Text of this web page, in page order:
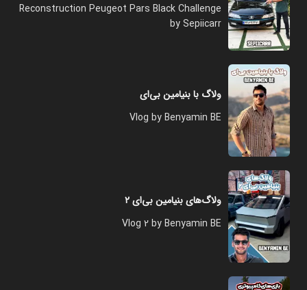
Reconstruction Peugeot Pars Black Challenge
by Sepiicarr
ولاگ با بنیامین بی‌ای
Vlog by Benyamin BE
ولاگ‌های بنیامین بی‌ای ۲
Vlog 2 by Benyamin BE